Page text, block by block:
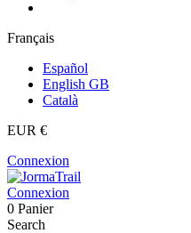
Français
Español
English GB
Català
EUR €
Connexion
Connexion
0 Panier
Search